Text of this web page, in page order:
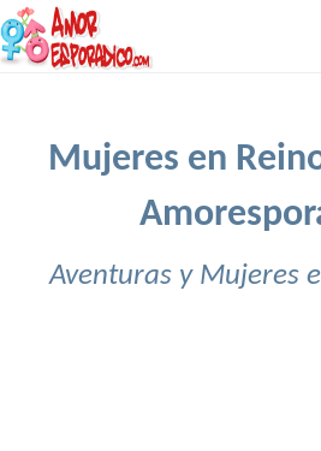
Mujeres en
Aventuras y Mujeres